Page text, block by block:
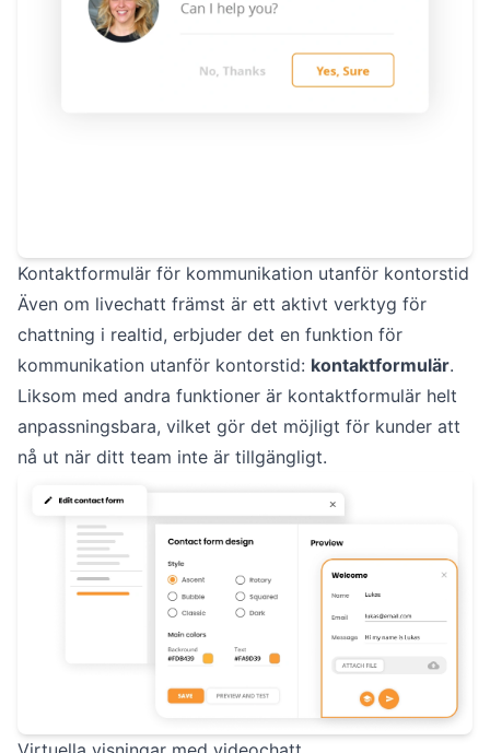
Kontaktformulär för kommunikation utanför kontorstid
Även om livechatt främst är ett aktivt verktyg för
chattning i realtid, erbjuder det en funktion för
kommunikation utanför kontorstid: kontaktformulär.
Liksom med andra funktioner är kontaktformulär helt
anpassningsbara, vilket gör det möjligt för kunder att
nå ut när ditt team inte är tillgängligt.